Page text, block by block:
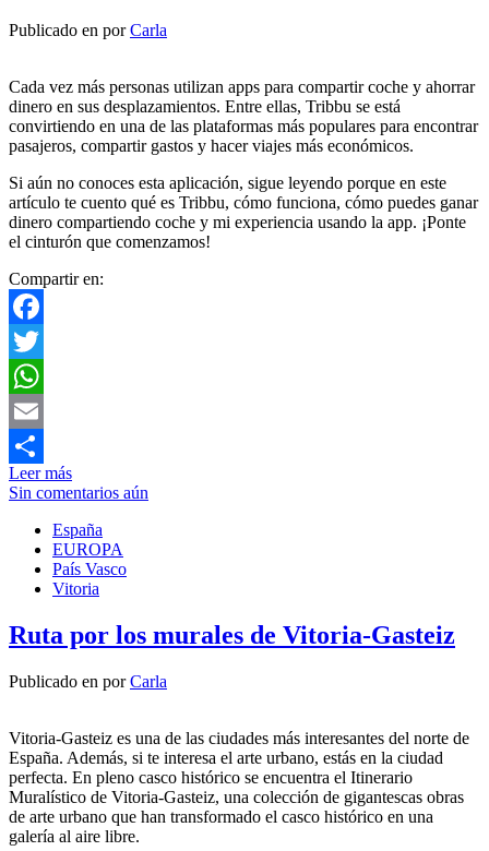
Publicado en porCarla
Cada vez más personas utilizan apps para compartir coche y ahorrar
dinero en sus desplazamientos. Entre ellas, Tribbu se está
convirtiendo en una de las plataformas más populares para encontrar
pasajeros, compartir gastos y hacer viajes más económicos.
Si aún no conoces esta aplicación, sigue leyendo porque en este
artículo te cuento qué es Tribbu, cómo funciona, cómo puedes ganar
dinero compartiendo coche y mi experiencia usando la app. ¡Ponte
el cinturón que comenzamos!
Compartir en:
Facebook
Twitter
WhatsApp
Email
Compartir
Leer más
Sin comentarios aún
España
EUROPA
País Vasco
Vitoria
Ruta por los murales de Vitoria-Gasteiz
Publicado en porCarla
Vitoria-Gasteiz es una de las ciudades más interesantes del norte de
España. Además, si te interesa el arte urbano, estás en la ciudad
perfecta. En pleno casco histórico se encuentra el Itinerario
Muralístico de Vitoria-Gasteiz, una colección de gigantescas obras
de arte urbano que han transformado el casco histórico en una
galería al aire libre.